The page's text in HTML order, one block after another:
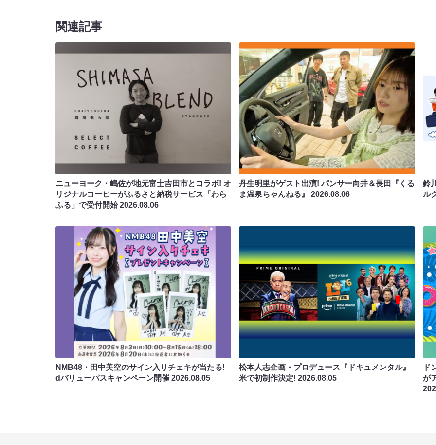
関連記事
ニューヨーク・嶋佐が地元富士吉田市とコラボ! オ
リジナルコーヒーがふるさと納税サービス「わら
ふる」で受付開始2026.08.06
丹生明里がゲスト出演! パンサー向井＆長田『くる
ま温泉ちゃんねる』2026.08.06
鈴
ル
NMB48・田中美空のサイン入りチェキが当たる!
dバリューパスキャンペーン開催 2026.08.05
松本人志企画・プロデュース『ドキュメンタル』
米で初制作決定!2026.08.05
ド
が